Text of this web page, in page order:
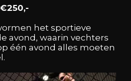
€250,-
het sportieve
avond, waarin vechters
één avond alles moeten